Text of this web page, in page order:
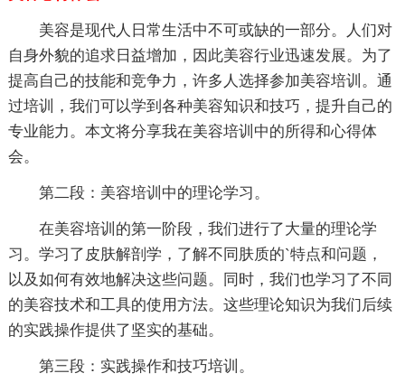
美容是现代人日常生活中不可或缺的一部分。人们对
自身外貌的追求日益增加，因此美容行业迅速发展。为了
提高自己的技能和竞争力，许多人选择参加美容培训。通
过培训，我们可以学到各种美容知识和技巧，提升自己的
专业能力。本文将分享我在美容培训中的所得和心得体
会。
第二段：美容培训中的理论学习。
在美容培训的第一阶段，我们进行了大量的理论学
习。学习了皮肤解剖学，了解不同肤质的`特点和问题，
以及如何有效地解决这些问题。同时，我们也学习了不同
的美容技术和工具的使用方法。这些理论知识为我们后续
的实践操作提供了坚实的基础。
第三段：实践操作和技巧培训。